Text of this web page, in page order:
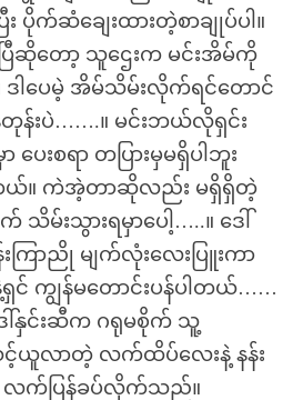
ပိုက်ဆံချေးထားတဲ့စာချုပ်ပါ။
ြီဆိုတော့ သူဌေးက မင်းအိမ်ကို
ဒါပေမဲ့ အိမ်သိမ်းလိုက်ရင်တောင်
န်းပဲ…….။ မင်းဘယ်လိုရှင်း
ပေးစရာ တပြားမှမရှိပါဘူး
တယ်။ ကဲအဲ့တာဆိုလည်း မရှိရှိတဲ့
မ်းသွားရမှာပေါ့…..။ ဒေါ်
းကြာညို မျက်လုံးလေးပြူးကာ
င် ကျွန်မတောင်းပန်ပါတယ်……
ါ်နှင်းဆီက ဂရုမစိုက် သူ့
ာတဲ့ လက်ထိပ်လေးနဲ့ နန်း
က်ပြန်ခပ်လိုက်သည်။